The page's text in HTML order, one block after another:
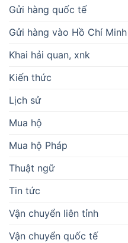
Gửi hàng quốc tế
Gửi hàng vào Hồ Chí Minh
Khai hải quan, xnk
Kiến thức
Lịch sử
Mua hộ
Mua hộ Pháp
Thuật ngữ
Tin tức
Vận chuyển liên tỉnh
Vận chuyển quốc tế